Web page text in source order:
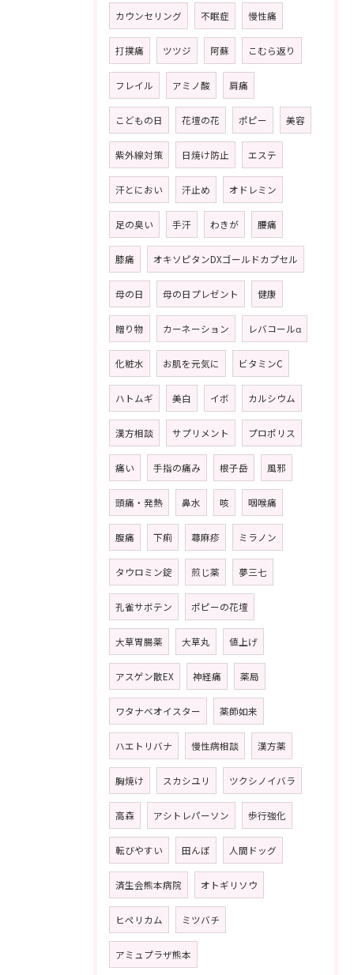
カウンセリング 不眠症 慢性痛
打撲痛 ツツジ 阿蘇 こむら返り
フレイル アミノ酸 肩痛
こどもの日 花壇の花 ポピー 美容
紫外線対策 日焼け防止 エステ
汗とにおい 汗止め オドレミン
足の臭い 手汗 わきが 腰痛
膝痛 オキソピタンDXゴールドカプセル
母の日 母の日プレゼント 健康
贈り物 カーネーション レバコールα
化粧水 お肌を元気に ビタミンC
ハトムギ 美白 イボ カルシウム
漢方相談 サプリメント プロポリス
痛い 手指の痛み 根子岳 風邪
頭痛・発熱 鼻水 咳 咽喉痛
腹痛 下痢 蕁麻疹 ミラノン
タウロミン錠 煎じ薬 夢三七
孔雀サボテン ポピーの花壇
大草胃腸薬 大草丸 値上げ
アスゲン散EX 神経痛 薬局
ワタナベオイスター 薬師如来
ハエトリバナ 慢性病相談 漢方薬
胸焼け スカシユリ ツクシノイバラ
高森 アシトレパーソン 歩行強化
転びやすい 田んぼ 人間ドッグ
済生会熊本病院 オトギリソウ
ヒペリカム ミツバチ
アミュプラザ熊本